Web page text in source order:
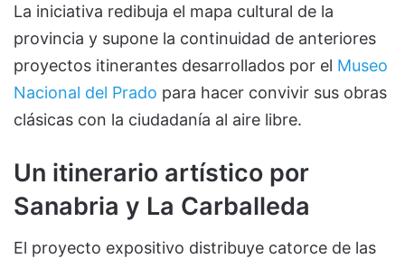
La iniciativa redibuja el mapa cultural de la
provincia y supone la continuidad de anteriores
proyectos itinerantes desarrollados por el Museo
Nacional del Prado para hacer convivir sus obras
clásicas con la ciudadanía al aire libre.
Un itinerario artístico por
Sanabria y La Carballeda
El proyecto expositivo distribuye catorce de las